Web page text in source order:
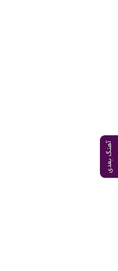
آهنگ بعدی